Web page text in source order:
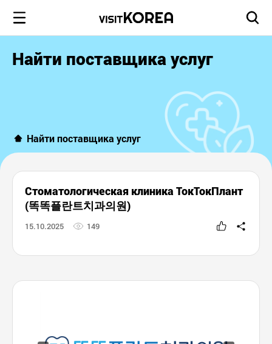
Найти поставщика услуг
Найти поставщика услуг
Стоматологическая клиника ТокТокПлант
(똑똑플란트치과의원)
15.10.2025 149